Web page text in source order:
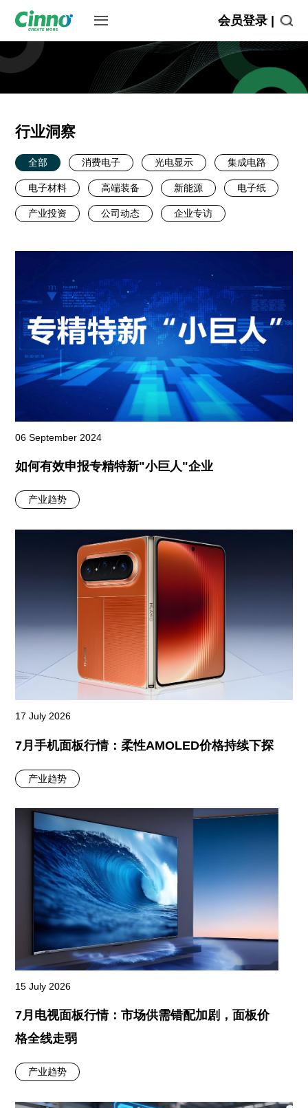
会员登录 |
行业洞察
全部 消费电子 光电显示 集成电路
电子材料 高端装备 新能源 电子纸
产业投资 公司动态 企业专访
06 September 2024
如何有效申报专精特新"小巨人"企业
产业趋势
17 July 2026
7月手机面板行情：柔性AMOLED价格持续下探
产业趋势
15 July 2026
7月电视面板行情：市场供需错配加剧，面板价
格全线走弱
产业趋势